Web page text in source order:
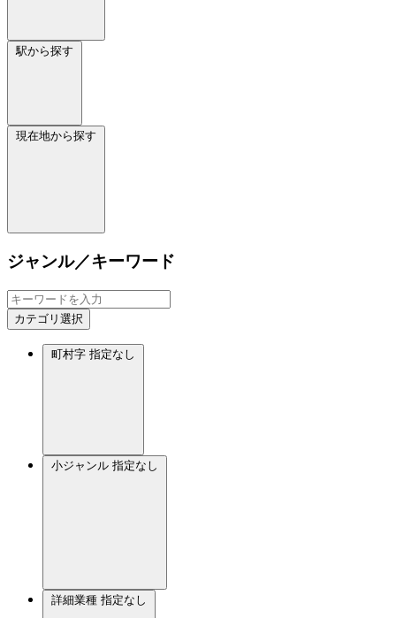
駅から探す
現在地から探す
ジャンル／キーワード
カテゴリ選択
町村字 指定なし
小ジャンル 指定なし
詳細業種 指定なし